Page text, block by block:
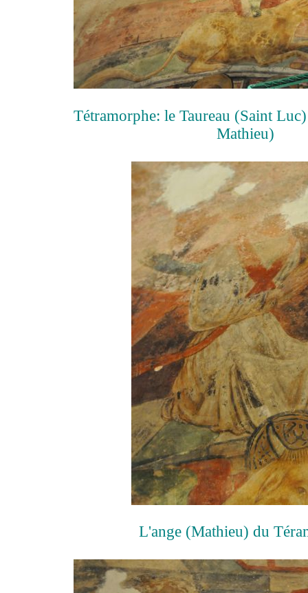
Tétramorphe: le Taureau (Saint
Mathieu)
L'ange (Mathieu) du